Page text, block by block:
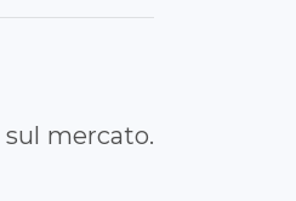
mercato.